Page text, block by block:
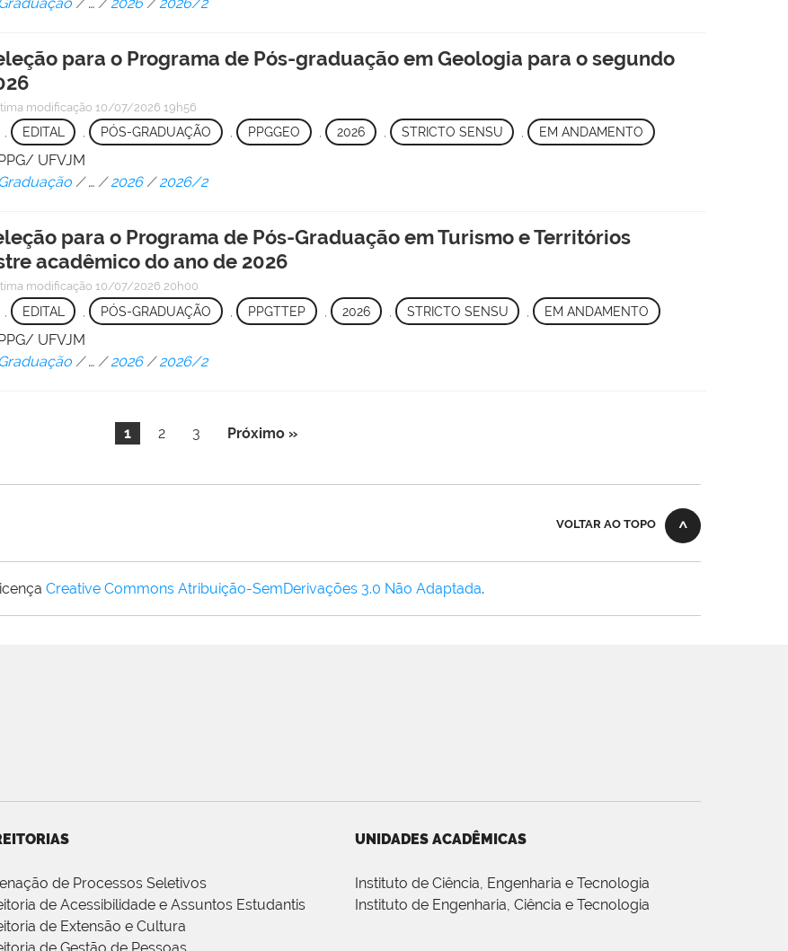
para o Programa de Pós-graduação em Geologia para o segundo
modificação 10/07/2026 19h56
EDITAL , PÓS-GRADUAÇÃO , PPGGEO 2026 STRICTO SENSU , EM ANDAMENTO
UFVJM
/…/2026 /2026/2
para o Programa de Pós-Graduação em Turismo e Territórios
acadêmico do ano de 2026
modificação 10/07/2026 20h00
EDITAL , PÓS-GRADUAÇÃO , PPGTTEP 2026 STRICTO SENSU , EM ANDAMENTO
UFVJM
/…/2026 /2026/2
1 2 3 Próximo »
VOLTAR AO TOPO
Creative Commons Atribuição-SemDerivações 3.0 Não Adaptada.
de Processos Seletivos
de Acessibilidade e Assuntos Estudantis
de Extensão e Cultura
UNIDADES ACADÊMICAS
Instituto de Ciência, Engenharia e Tecnologia
Instituto de Engenharia, Ciência e Tecnologia